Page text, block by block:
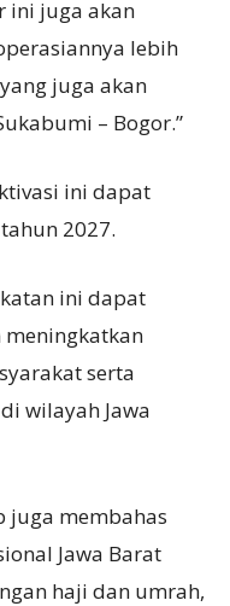
ini juga akan
lebih
juga akan
– Bogor.”
ini dapat
2027.
ini dapat
serta
wilayah Jawa
juga membahas
Jawa Barat
haji dan umrah,